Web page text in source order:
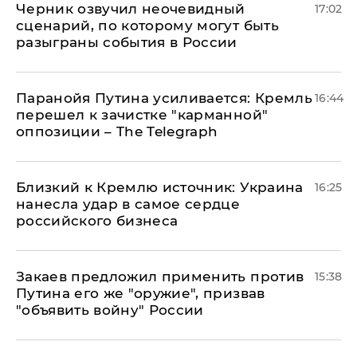
Черник озвучил неочевидный
сценарий, по которому могут быть
разыграны события в России
17:02
Паранойя Путина усиливается: Кремль
перешел к зачистке "карманной"
оппозиции – The Telegraph
16:44
Близкий к Кремлю источник: Украина
нанесла удар в самое сердце
российского бизнеса
16:25
Закаев предложил применить против
Путина его же "оружие", призвав
"объявить войну" России
15:38